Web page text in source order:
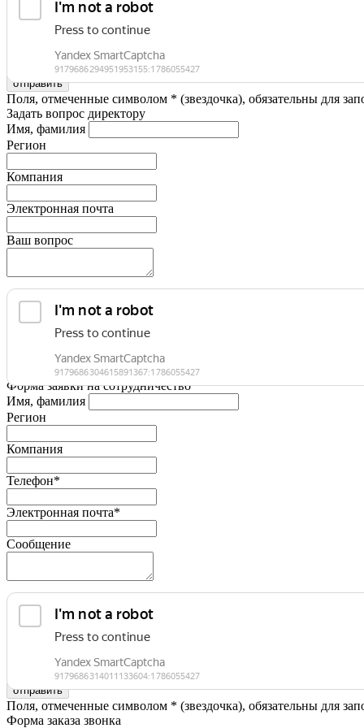
Я принимаю условияПолитики конфиденциальности
Поля, отмеченные символом * (звездочка), обязательны для
Задать вопрос директору
Имя, фамилия
Регион
Компания
Электронная почта
Ваш вопрос
Форма заявки на сотрудничество
Имя, фамилия
Регион
Компания
Телефон*
Электронная почта*
Сообщение
Я принимаю условияПолитики конфиденциальности
Поля, отмеченные символом * (звездочка), обязательны для
Форма заказа звонка